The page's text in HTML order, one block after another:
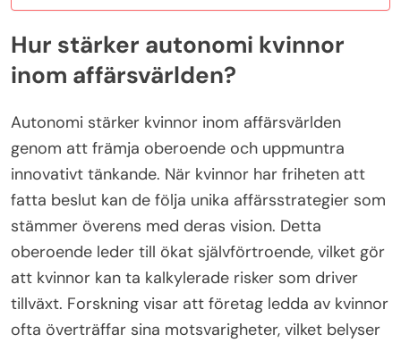
Hur stärker autonomi kvinnor
inom affärsvärlden?
Autonomi stärker kvinnor inom affärsvärlden
genom att främja oberoende och uppmuntra
innovativt tänkande. När kvinnor har friheten att
fatta beslut kan de följa unika affärsstrategier som
stämmer överens med deras vision. Detta
oberoende leder till ökat självförtroende, vilket gör
att kvinnor kan ta kalkylerade risker som driver
tillväxt. Forskning visar att företag ledda av kvinnor
ofta överträffar sina motsvarigheter, vilket belyser